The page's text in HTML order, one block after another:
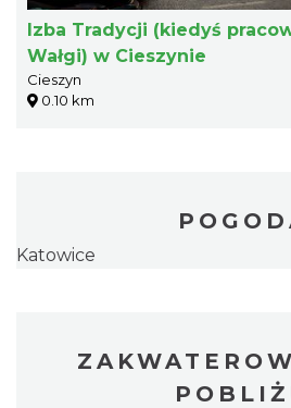
Izba Tradycji (kiedyś
Wałgi) w Cieszynie
Cieszyn
0.10 km
Katowice